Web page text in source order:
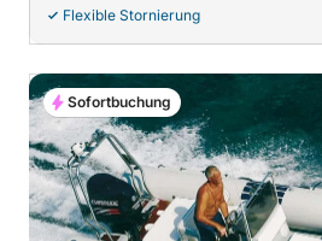
Flexible Stornierung
Sofortbuchung